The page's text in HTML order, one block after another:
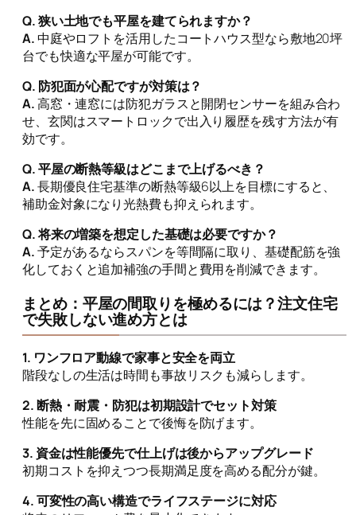
Q. 狭い土地でも平屋を建てられますか？
A.中庭やロフトを活用したコートハウス型なら敷地20坪
台でも快適な平屋が可能です。
Q. 防犯面が心配ですが対策は？
A.高窓・連窓には防犯ガラスと開閉センサーを組み合わ
せ、玄関はスマートロックで出入り履歴を残す方法が有
効です。
Q. 平屋の断熱等級はどこまで上げるべき？
A.長期優良住宅基準の断熱等級6以上を目標にすると、
補助金対象になり光熱費も抑えられます。
Q. 将来の増築を想定した基礎は必要ですか？
A.予定があるならスパンを等間隔に取り、基礎配筋を強
化しておくと追加補強の手間と費用を削減できます。
まとめ：平屋の間取りを極めるには？注文住宅
で失敗しない進め方とは
1. ワンフロア動線で家事と安全を両立
階段なしの生活は時間も事故リスクも減らします。
2. 断熱・耐震・防犯は初期設計でセット対策
性能を先に固めることで後悔を防げます。
3. 資金は性能優先で仕上げは後からアップグレード
初期コストを抑えつつ長期満足度を高める配分が鍵。
4. 可変性の高い構造でライフステージに対応